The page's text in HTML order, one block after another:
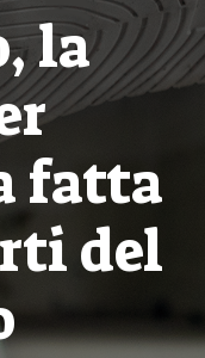
la
fatta
del